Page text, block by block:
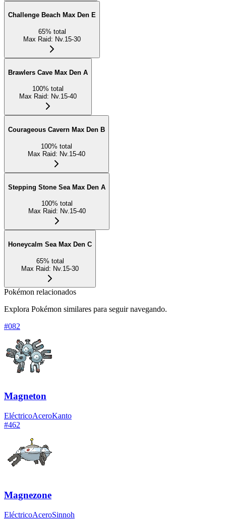
Challenge Beach Max Den E
65% total
Max Raid: Nv.15-30
Brawlers Cave Max Den A
100% total
Max Raid: Nv.15-40
Courageous Cavern Max Den B
100% total
Max Raid: Nv.15-40
Stepping Stone Sea Max Den A
100% total
Max Raid: Nv.15-40
Honeycalm Sea Max Den C
65% total
Max Raid: Nv.15-30
Pokémon relacionados
Explora Pokémon similares para seguir navegando.
#082
Magneton
EléctricoAceroKanto
#462
Magnezone
EléctricoAceroSinnoh